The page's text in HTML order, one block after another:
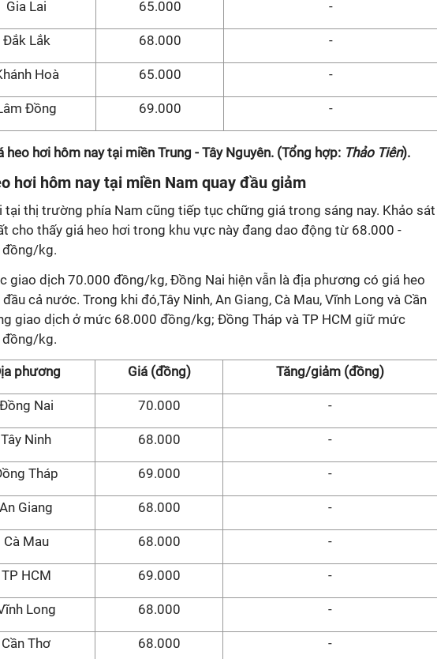
Gia Lai 65.000 -
Đắk Lắk 68.000 -
Hoà 65.000 -
Đồng 69.000 -
heo hơi hôm nay tại miền Trung - Tây Nguyên. (Tổng hợp: Thảo Tiên).
hơi hôm nay tại miền Nam quay đầu giảm
tại thị trường phía Nam cũng tiếp tục chững giá trong sáng nay. Khảo sát
cho thấy giá heo hơi trong khu vực này đang dao động từ 68.000 -
kg.
giao dịch 70.000 đồng/kg, Đồng Nai hiện vẫn là địa phương có giá heo
đầu cả nước. Trong khi đó,Tây Ninh, An Giang, Cà Mau, Vĩnh Long và Cần
giao dịch ở mức 68.000 đồng/kg; Đồng Tháp và TP HCM giữ mức
kg.
phương Giá (đồng) Tăng/giảm (đồng)
Đồng Nai 70.000 -
Tây Ninh 68.000 -
Tháp 69.000 -
An Giang 68.000 -
Cà Mau 68.000 -
TP HCM 69.000 -
Long 68.000 -
Cần Thơ 68.000 -